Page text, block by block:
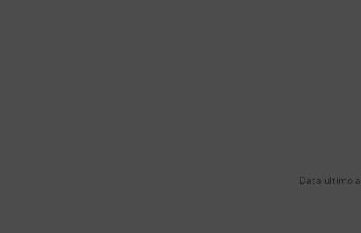
Data ultimo